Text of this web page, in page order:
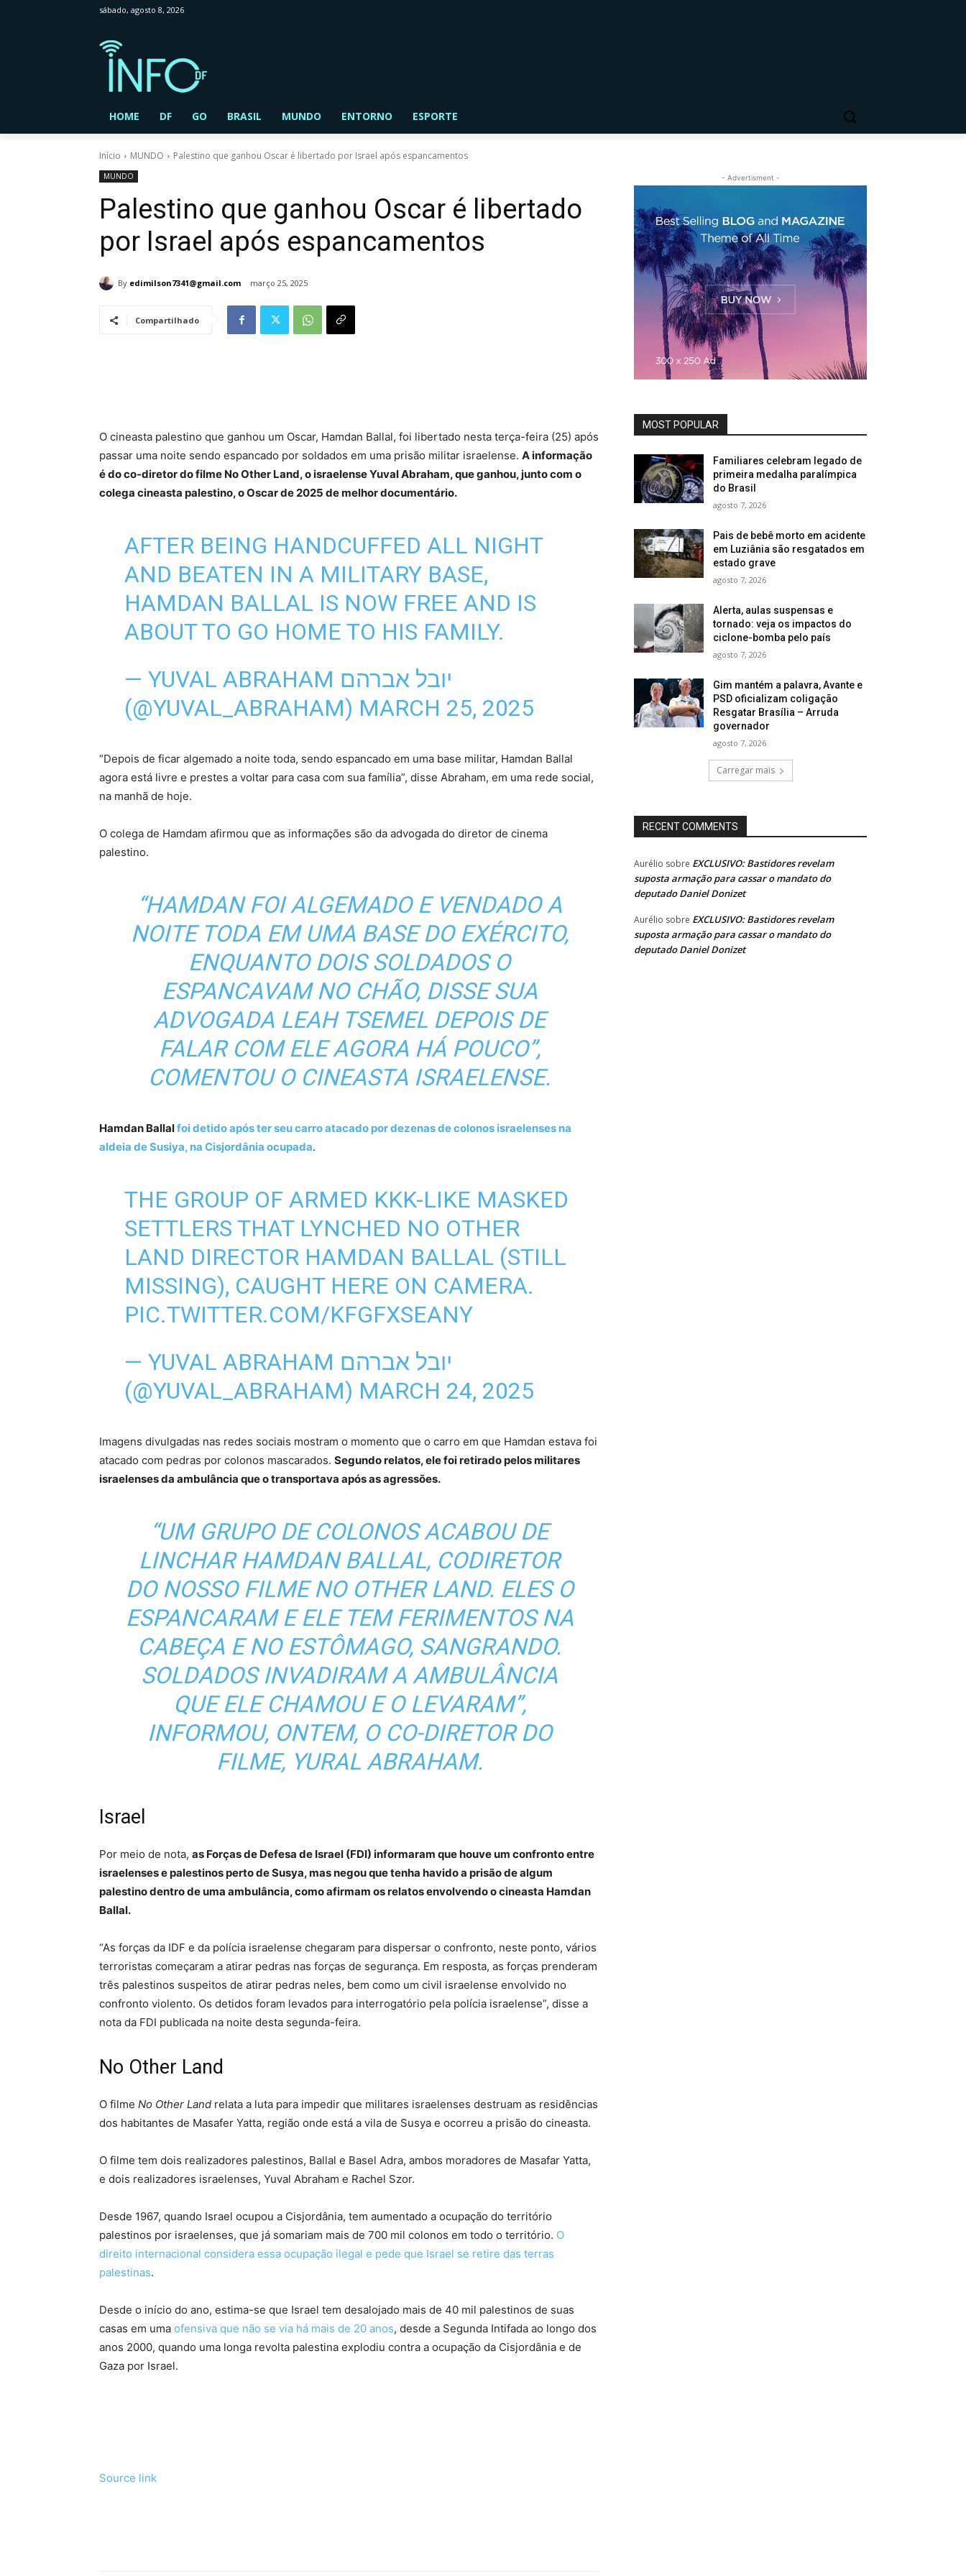
sábado, agosto 8, 2026
HOME DF GO BRASIL MUNDO ENTORNO ESPORTE
Início MUNDO Palestino que ganhou Oscar é libertado por Israel após espancamentos
MUNDO
Palestino que ganhou Oscar é libertado
por Israel após espancamentos
By edimilson7341@gmail.com março 25, 2025
Compartilhado
O cineasta palestino que ganhou um Oscar, Hamdan Ballal, foi libertado nesta terça-feira (25) após
passar uma noite sendo espancado por soldados em uma prisão militar israelense. A informação
é do co-diretor do filme No Other Land, o israelense Yuval Abraham, que ganhou, junto com o
colega cineasta palestino, o Oscar de 2025 de melhor documentário.
AFTER BEING HANDCUFFED ALL NIGHT
AND BEATEN IN A MILITARY BASE,
HAMDAN BALLAL IS NOW FREE AND IS
ABOUT TO GO HOME TO HIS FAMILY.
— YUVAL ABRAHAM יובל אברהם
(@YUVAL_ABRAHAM) MARCH 25, 2025
“Depois de ficar algemado a noite toda, sendo espancado em uma base militar, Hamdan Ballal
agora está livre e prestes a voltar para casa com sua família”, disse Abraham, em uma rede social,
na manhã de hoje.
O colega de Hamdam afirmou que as informações são da advogada do diretor de cinema
palestino.
“HAMDAN FOI ALGEMADO E VENDADO A
NOITE TODA EM UMA BASE DO EXÉRCITO,
ENQUANTO DOIS SOLDADOS O
ESPANCAVAM NO CHÃO, DISSE SUA
ADVOGADA LEAH TSEMEL DEPOIS DE
FALAR COM ELE AGORA HÁ POUCO”,
COMENTOU O CINEASTA ISRAELENSE.
Hamdan Ballalfoi detido após ter seu carro atacado por dezenas de colonos israelenses na
aldeia de Susiya, na Cisjordânia ocupada.
THE GROUP OF ARMED KKK-LIKE MASKED
SETTLERS THAT LYNCHED NO OTHER
LAND DIRECTOR HAMDAN BALLAL (STILL
MISSING), CAUGHT HERE ON CAMERA.
PIC.TWITTER.COM/KFGFXSEANY
— YUVAL ABRAHAM יובל אברהם
(@YUVAL_ABRAHAM) MARCH 24, 2025
Imagens divulgadas nas redes sociais mostram o momento que o carro em que Hamdan estava foi
atacado com pedras por colonos mascarados. Segundo relatos, ele foi retirado pelos militares
israelenses da ambulância que o transportava após as agressões.
“UM GRUPO DE COLONOS ACABOU DE
LINCHAR HAMDAN BALLAL, CODIRETOR
DO NOSSO FILMENO OTHER LAND. ELES O
ESPANCARAM E ELE TEM FERIMENTOS NA
CABEÇA E NO ESTÔMAGO, SANGRANDO.
SOLDADOS INVADIRAM A AMBULÂNCIA
QUE ELE CHAMOU E O LEVARAM”,
INFORMOU, ONTEM, O CO-DIRETOR DO
FILME, YURAL ABRAHAM.
Israel
Por meio de nota, as Forças de Defesa de Israel (FDI) informaram que houve um confronto entre
israelenses e palestinos perto de Susya, mas negou que tenha havido a prisão de algum
palestino dentro de uma ambulância, como afirmam os relatos envolvendo o cineasta Hamdan
Ballal.
“As forças da IDF e da polícia israelense chegaram para dispersar o confronto, neste ponto, vários
terroristas começaram a atirar pedras nas forças de segurança. Em resposta, as forças prenderam
três palestinos suspeitos de atirar pedras neles, bem como um civil israelense envolvido no
confronto violento. Os detidos foram levados para interrogatório pela polícia israelense”, disse a
nota da FDI publicada na noite desta segunda-feira.
No Other Land
O filme No Other Land relata a luta para impedir que militares israelenses destruam as residências
dos habitantes de Masafer Yatta, região onde está a vila de Susya e ocorreu a prisão do cineasta.
O filme tem dois realizadores palestinos, Ballal e Basel Adra, ambos moradores de Masafar Yatta,
e dois realizadores israelenses, Yuval Abraham e Rachel Szor.
Desde 1967, quando Israel ocupou a Cisjordânia, tem aumentado a ocupação do território
palestinos por israelenses, que já somariam mais de 700 mil colonos em todo o território. O
direito internacional considera essa ocupação ilegal e pede que Israel se retire das terras
palestinas.
Desde o início do ano, estima-se que Israel tem desalojado mais de 40 mil palestinos de suas
casas em uma ofensiva que não se via há mais de 20 anos, desde a Segunda Intifada ao longo dos
anos 2000, quando uma longa revolta palestina explodiu contra a ocupação da Cisjordânia e de
Gaza por Israel.
Source link
- Advertisment -
MOST POPULAR
Familiares celebram legado de
primeira medalha paralímpica
do Brasil
agosto 7, 2026
Pais de bebê morto em acidente
em Luziânia são resgatados em
estado grave
agosto 7, 2026
Alerta, aulas suspensas e
tornado: veja os impactos do
ciclone-bomba pelo país
agosto 7, 2026
Gim mantém a palavra, Avante e
PSD oficializam coligação
Resgatar Brasília – Arruda
governador
agosto 7, 2026
Carregar mais
RECENT COMMENTS
Aurélio sobre EXCLUSIVO: Bastidores revelam
suposta armação para cassar o mandato do
deputado Daniel Donizet
Aurélio sobre EXCLUSIVO: Bastidores revelam
suposta armação para cassar o mandato do
deputado Daniel Donizet